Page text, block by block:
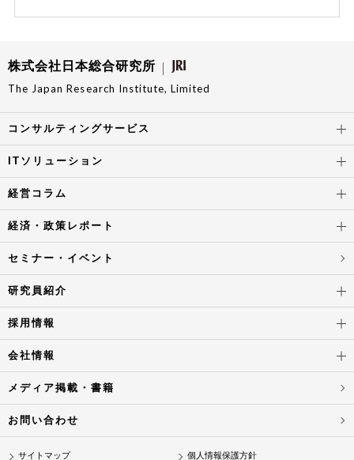
株式会社日本総合研究所
The Japan Research Institute, Limited
コンサルティングサービス
ITソリューション
経営コラム
経済・政策レポート
セミナー・イベント
研究員紹介
採用情報
会社情報
メディア掲載・書籍
お問い合わせ
サイトマップ 個人情報保護方針